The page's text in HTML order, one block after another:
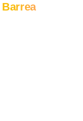
Barrea